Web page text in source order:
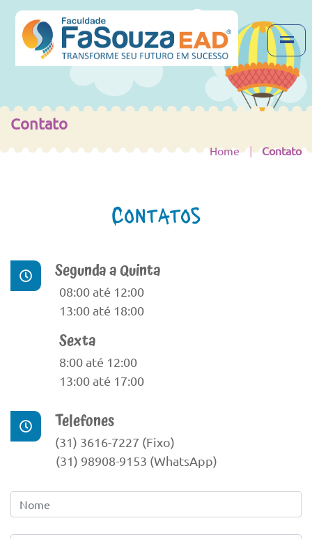
Contato
Home | Contato
Contatos
Segunda a Quinta
08:00 até 12:00
13:00 até 18:00
Sexta
8:00 até 12:00
13:00 até 17:00
Telefones
(31) 3616-7227 (Fixo)
(31) 98908-9153 (WhatsApp)